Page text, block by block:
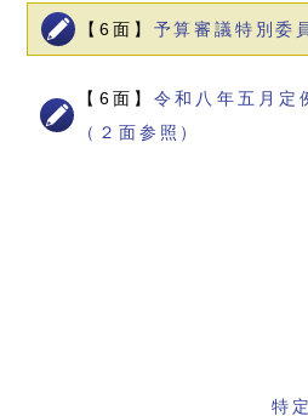
【6面】 予算審議特別委
【6面】令和八年五月
（２面参照）
特